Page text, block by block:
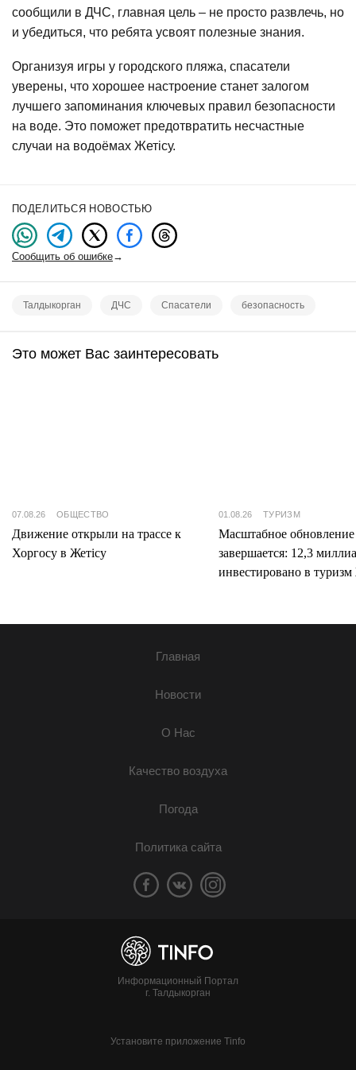
сообщили в ДЧС, главная цель – не просто развлечь, но
и убедиться, что ребята усвоят полезные знания.
Организуя игры у городского пляжа, спасатели
уверены, что хорошее настроение станет залогом
лучшего запоминания ключевых правил безопасности
на воде. Это поможет предотвратить несчастные
случаи на водоёмах Жетісу.
ПОДЕЛИТЬСЯ НОВОСТЬЮ
Сообщить об ошибке→
Талдыкорган ДЧС Спасатели безопасность
Это может Вас заинтересовать
07.08.26 ОБЩЕСТВО
Движение открыли на трассе к
Хоргосу в Жетісу
01.08.26 ТУРИЗМ
Масштабное
завершается: 12,3
инвестировано в туризм
Главная
Новости
О Нас
Качество воздуха
Погода
Политика сайта
Информационный Портал
г. Талдыкорган
Установите приложение Tinfo